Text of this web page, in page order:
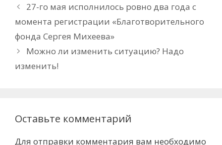
27-го мая исполнилось ровно два года с
момента регистрации «Благотворительного
фонда Сергея Михеева»
Можно ли изменить ситуацию? Надо
изменить!
Оставьте комментарий
Для отправки комментария вам необходимо